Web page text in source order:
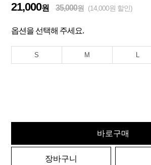
21,000원 35,000원 (14,000원 할인)
옵션을 선택해 주세요.
S M L
바로구매
장바구니